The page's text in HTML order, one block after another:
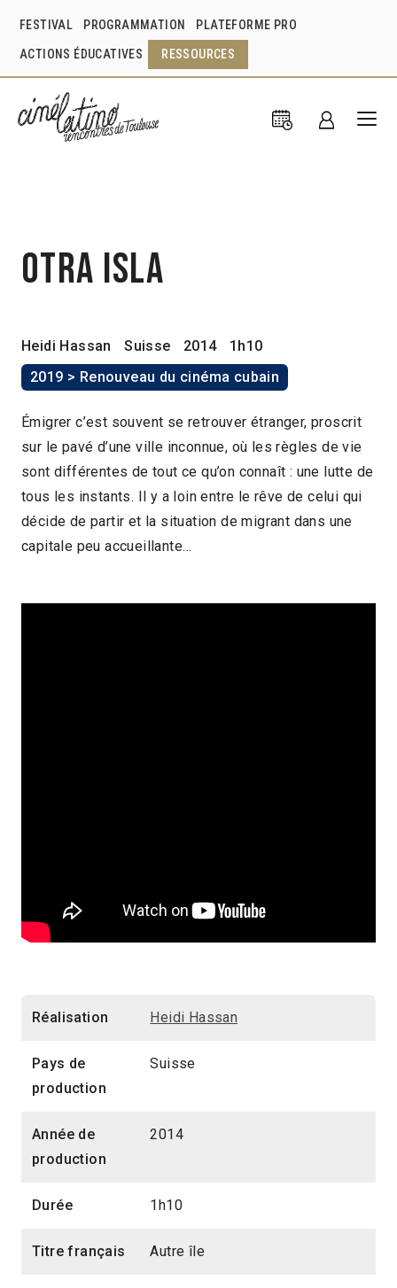
FESTIVAL PROGRAMMATION PLATEFORME PRO
ACTIONS ÉDUCATIVES RESSOURCES
Otra isla
Heidi Hassan Suisse 2014
1h10
2019 > Renouveau du cinéma cubain
Émigrer c’est souvent se retrouver étranger, proscrit
sur le pavé d’une ville inconnue, où les règles de vie
sont différentes de tout ce qu’on connaît : une lutte de
tous les instants. Il y a loin entre le rêve de celui qui
décide de partir et la situation de migrant dans une
capitale peu accueillante…
Réalisation Heidi Hassan
Pays de
production
Suisse
Année de
production
2014
Durée 1h10
Titre français Autre île